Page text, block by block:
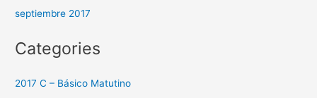
septiembre 2017
Categories
2017 C – Básico Matutino